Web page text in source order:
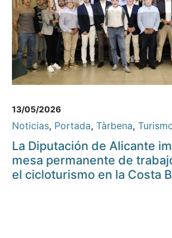
13/05/2026
Noticias, Portada, Tàrbena,
La Diputación de Alicante
mesa permanente de
el cicloturismo en la Costa